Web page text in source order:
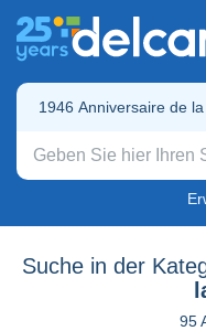
1946 Anniversaire de
Suche in der
95